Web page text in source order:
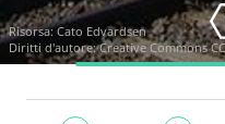
Risorsa:Cato Edvardsen
Diritti d'autore:Creative Commons